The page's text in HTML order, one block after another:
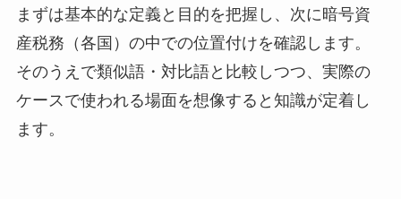
まずは基本的な定義と目的を把握し、次に暗号資
産税務（各国）の中での位置付けを確認します。
そのうえで類似語・対比語と比較しつつ、実際の
ケースで使われる場面を想像すると知識が定着し
ます。